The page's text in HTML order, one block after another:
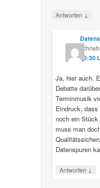
Antworten ↓
schrieb
10:30
Ja, hier auch.
Debatte
Terminmusik
Eindruck, dass
noch ein Stück
muss man
Datenspuren
Antworten ↓